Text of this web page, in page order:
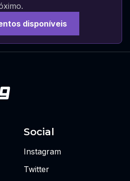
disponíveis
Social
Instagram
Twitter